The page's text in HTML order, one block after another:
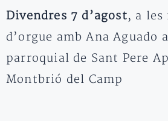
Divendres 7 d’agost, a
d’orgue amb Ana Aguado
parroquial de Sant Pere
Montbrió del Camp